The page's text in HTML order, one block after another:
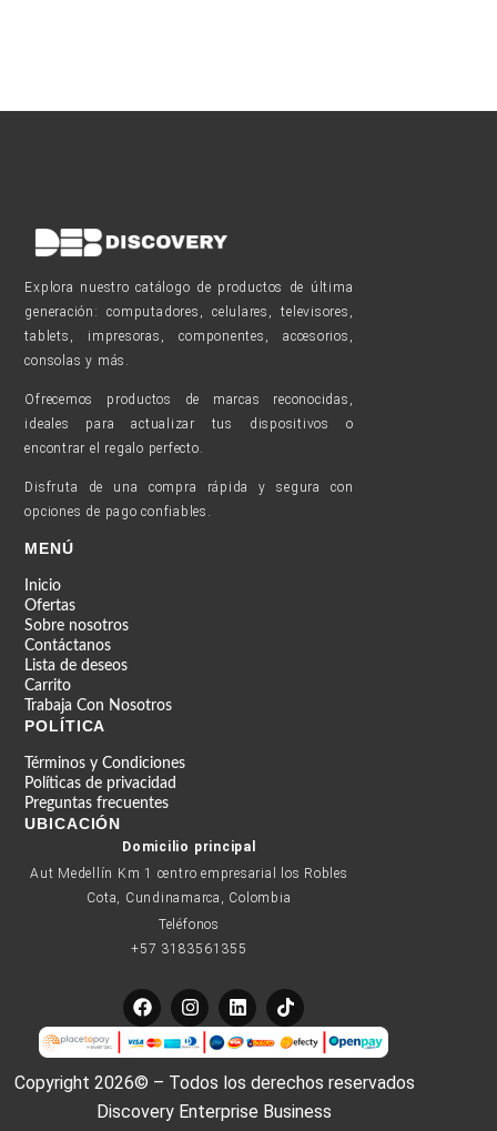
Explora nuestro catálogo de productos de última
generación: computadores, celulares, televisores,
tablets, impresoras, componentes, accesorios,
consolas y más.
Ofrecemos productos de marcas reconocidas,
ideales para actualizar tus dispositivos o
encontrar el regalo perfecto.
Disfruta de una compra rápida y segura con
opciones de pago confiables.
MENÚ
Inicio
Ofertas
Sobre nosotros
Contáctanos
Lista de deseos
Carrito
Trabaja Con Nosotros
POLÍTICA
Términos y Condiciones
Políticas de privacidad
Preguntas frecuentes
UBICACIÓN
Domicilio principal
Aut Medellín Km 1 centro empresarial los Robles
Cota, Cundinamarca, Colombia
Teléfonos
+57 3183561355
F
a
c
e
b
o
o
I
n
s
t
a
g
r
L
i
n
k
d
i
T
i
k
t
k
Copyright 2026© – Todos los derechos reservados
Discovery Enterprise Business